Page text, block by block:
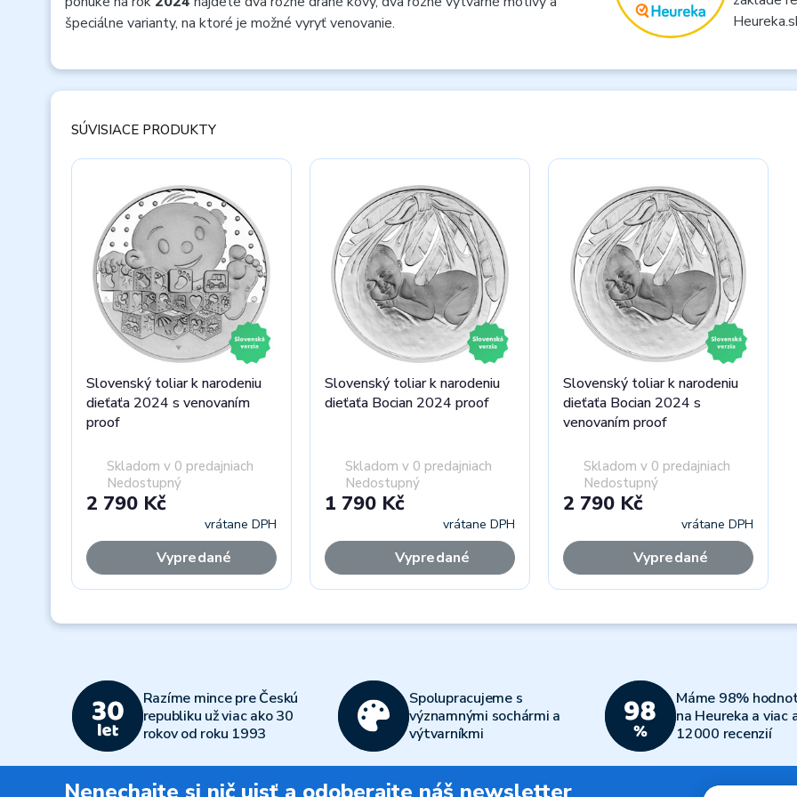
špeciálne varianty, na ktoré je možné vyryť venovanie.
SÚVISIACE PRODUKTY
Slovenský toliar k narodeniu
dieťaťa 2024 s venovaním
proof
Skladom v 0 predajniach
Nedostupný
2 790 Kč
vrátane DPH
Vypredané
Slovenský toliar k narodeniu
dieťaťa Bocian 2024 proof
Skladom v 0 predajniach
Nedostupný
1 790 Kč
vrátane DPH
Vypredané
Slovenský toliar k narodeniu
dieťaťa Bocian 2024 s
venovaním proof
Skladom v 0 predajniach
Nedostupný
2 790 Kč
vrátane DPH
Vypredané
Razíme mince pre Českú
republiku už viac ako 30
rokov od roku 1993
Spolupracujeme s
významnými sochármi a
výtvarníkmi
Máme 98%
na Heureka a viac
12000 recenzií